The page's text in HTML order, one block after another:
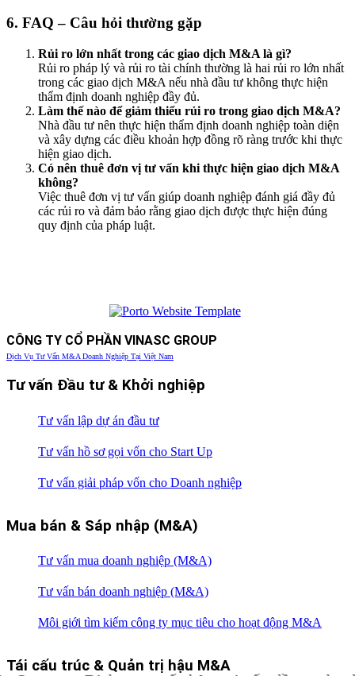
6. FAQ – Câu hỏi thường gặp
Rủi ro lớn nhất trong các giao dịch M&A là gì?
Rủi ro pháp lý và rủi ro tài chính thường là hai rủi ro lớn nhất
trong các giao dịch M&A nếu nhà đầu tư không thực hiện
thẩm định doanh nghiệp đầy đủ.
Làm thế nào để giảm thiểu rủi ro trong giao dịch M&A?
Nhà đầu tư nên thực hiện thẩm định doanh nghiệp toàn diện
và xây dựng các điều khoản hợp đồng rõ ràng trước khi thực
hiện giao dịch.
Có nên thuê đơn vị tư vấn khi thực hiện giao dịch M&A
không?
Việc thuê đơn vị tư vấn giúp doanh nghiệp đánh giá đầy đủ
các rủi ro và đảm bảo rằng giao dịch được thực hiện đúng
quy định của pháp luật.
CÔNG TY CỔ PHẦN VINASC GROUP
Dịch Vụ Tư Vấn M&A Doanh Nghiệp Tại Việt Nam
Tư vấn Đầu tư & Khởi nghiệp
Tư vấn lập dự án đầu tư
Tư vấn hồ sơ gọi vốn cho Start Up
Tư vấn giải pháp vốn cho Doanh nghiệp
Mua bán & Sáp nhập (M&A)
Tư vấn mua doanh nghiệp (M&A)
Tư vấn bán doanh nghiệp (M&A)
Môi giới tìm kiếm công ty mục tiêu cho hoạt động M&A
Tái cấu trúc & Quản trị hậu M&A